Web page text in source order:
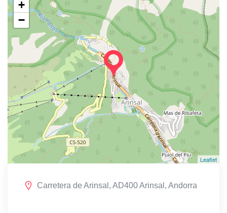
+
−
Leaflet
Carretera de Arinsal, AD400 Arinsal, Andorra